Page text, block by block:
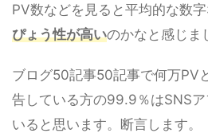
PV数などを見ると平均的な数
ぴょう性が高いのかなと感じま
ブログ50記事50記事で何万PV
告している方の99.9％はSNS
いると思います。断言します。